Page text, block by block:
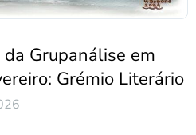
Grupanálise em
Grémio Literário